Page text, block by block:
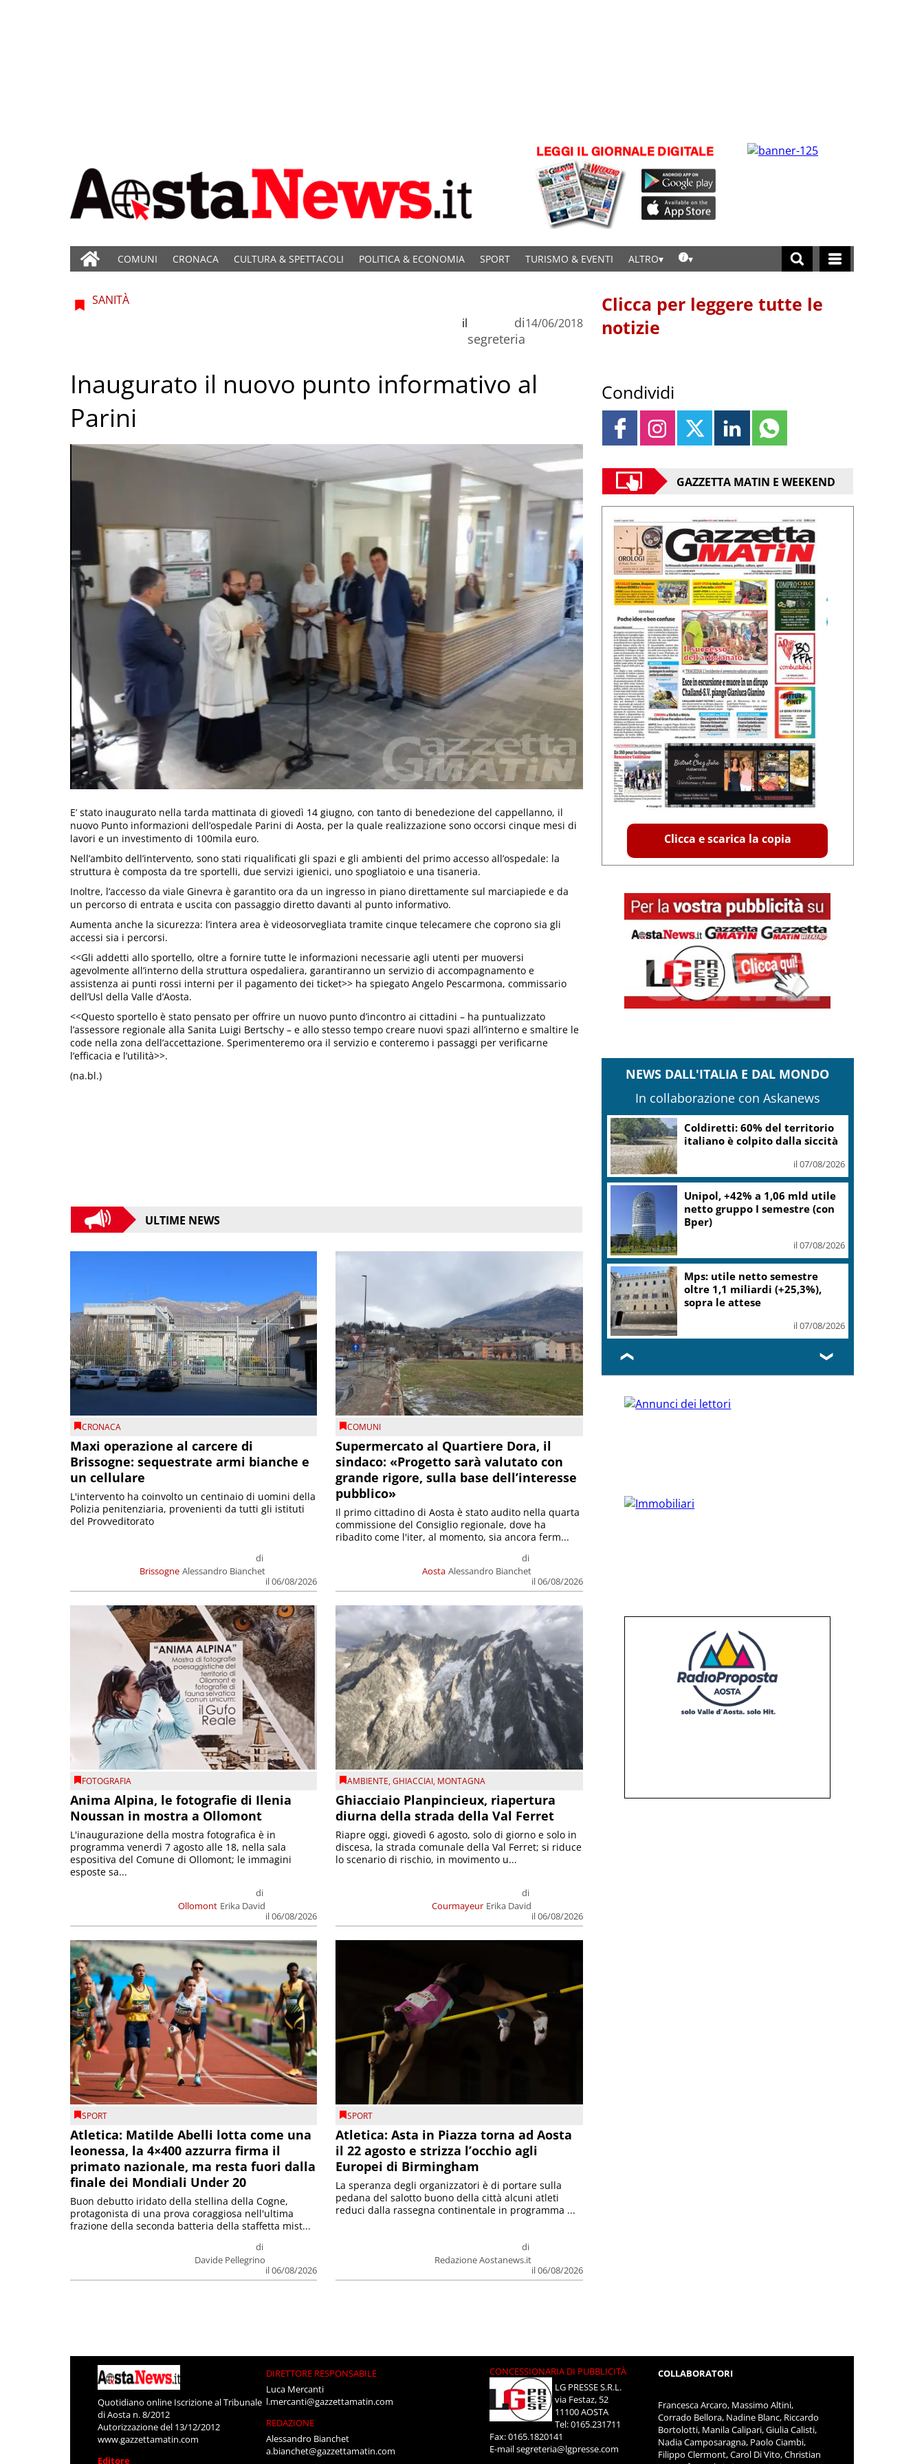
COMUNI CRONACA CULTURA & SPETTACOLI POLITICA & ECONOMIA SPORT TURISMO & EVENTI ALTRO
SANITÀ
di
segreteria
il 14/06/2018
Inaugurato il nuovo punto informativo al
Parini
E’ stato inaugurato nella tarda mattinata di giovedì 14 giugno, con tanto di benedezione del cappellanno, il
nuovo Punto informazioni dell’ospedale Parini di Aosta, per la quale realizzazione sono occorsi cinque mesi di
lavori e un investimento di 100mila euro.
Nell’ambito dell’intervento, sono stati riqualificati gli spazi e gli ambienti del primo accesso all’ospedale: la
struttura è composta da tre sportelli, due servizi igienici, uno spogliatoio e una tisaneria.
Inoltre, l’accesso da viale Ginevra è garantito ora da un ingresso in piano direttamente sul marciapiede e da
un percorso di entrata e uscita con passaggio diretto davanti al punto informativo.
Aumenta anche la sicurezza: l’intera area è videosorvegliata tramite cinque telecamere che coprono sia gli
accessi sia i percorsi.
<<Gli addetti allo sportello, oltre a fornire tutte le informazioni necessarie agli utenti per muoversi
agevolmente all’interno della struttura ospedaliera, garantiranno un servizio di accompagnamento e
assistenza ai punti rossi interni per il pagamento dei ticket>> ha spiegato Angelo Pescarmona, commissario
dell’Usl della Valle d’Aosta.
<<Questo sportello è stato pensato per offrire un nuovo punto d’incontro ai cittadini – ha puntualizzato
l’assessore regionale alla Sanita Luigi Bertschy – e allo stesso tempo creare nuovi spazi all’interno e smaltire le
code nella zona dell’accettazione. Sperimenteremo ora il servizio e conteremo i passaggi per verificarne
l’efficacia e l’utilità>>.
(na.bl.)
ULTIME NEWS
CRONACA
Maxi operazione al carcere di
Brissogne: sequestrate armi bianche e
un cellulare
Brissogne
di
Alessandro Bianchet
il 06/08/2026
L'intervento ha coinvolto un centinaio di uomini della
Polizia penitenziaria, provenienti da tutti gli istituti
del Provveditorato
COMUNI
Supermercato al Quartiere Dora, il
sindaco: «Progetto sarà valutato con
grande rigore, sulla base dell’interesse
pubblico»
Aosta
di
Alessandro Bianchet
il 06/08/2026
Il primo cittadino di Aosta è stato audito nella quarta
commissione del Consiglio regionale, dove ha
ribadito come l'iter, al momento, sia ancora ferm...
FOTOGRAFIA
Anima Alpina, le fotografie di Ilenia
Noussan in mostra a Ollomont
Ollomont
di
Erika David
il 06/08/2026
L'inaugurazione della mostra fotografica è in
programma venerdì 7 agosto alle 18, nella sala
espositiva del Comune di Ollomont; le immagini
esposte sa...
AMBIENTE,GHIACCIAI, MONTAGNA
Ghiacciaio Planpincieux, riapertura
diurna della strada della Val Ferret
Courmayeur
di
Erika David
il 06/08/2026
Riapre oggi, giovedì 6 agosto, solo di giorno e solo in
discesa, la strada comunale della Val Ferret; si riduce
lo scenario di rischio, in movimento u...
SPORT
Atletica: Matilde Abelli lotta come una
leonessa, la 4×400 azzurra firma il
primato nazionale, ma resta fuori dalla
finale dei Mondiali Under 20
di
Davide Pellegrino
il 06/08/2026
Buon debutto iridato della stellina della Cogne,
protagonista di una prova coraggiosa nell'ultima
frazione della seconda batteria della staffetta mist...
SPORT
Atletica: Asta in Piazza torna ad Aosta
il 22 agosto e strizza l’occhio agli
Europei di Birmingham
di
Redazione Aostanews.it
il 06/08/2026
La speranza degli organizzatori è di portare sulla
pedana del salotto buono della città alcuni atleti
reduci dalla rassegna continentale in programma ...
Clicca per leggere tutte le
notizie
Condividi
GAZZETTA MATIN E WEEKEND
Clicca e scarica la copia
NEWS DALL'ITALIA E DAL MONDO
In collaborazione con Askanews
Coldiretti: 60% del territorio
italiano è colpito dalla siccità
il 07/08/2026
Unipol, +42% a 1,06 mld utile
netto gruppo I semestre (con
Bper)
il 07/08/2026
Mps: utile netto semestre
oltre 1,1 miliardi (+25,3%),
sopra le attese
il 07/08/2026
❮ ❯
Quotidiano online Iscrizione al Tribunale
di Aosta n. 8/2012
Autorizzazione del 13/12/2012
www.gazzettamatin.com
Editore
DIRETTORE RESPONSABILE
Luca Mercanti
l.mercanti@gazzettamatin.com
REDAZIONE
Alessandro Bianchet
a.bianchet@gazzettamatin.com
CONCESSIONARIA DI PUBBLICITÀ
LG PRESSE S.R.L.
via Festaz, 52
11100 AOSTA
Tel: 0165.231711
Fax: 0165.1820141
E-mailsegreteria@lgpresse.com
COLLABORATORI
Francesca Arcaro, Massimo Altini,
Corrado Bellora, Nadine Blanc, Riccardo
Bortolotti, Manila Calipari, Giulia Calisti,
Nadia Camposaragna, Paolo Ciambi,
Filippo Clermont, Carol Di Vito, Christian